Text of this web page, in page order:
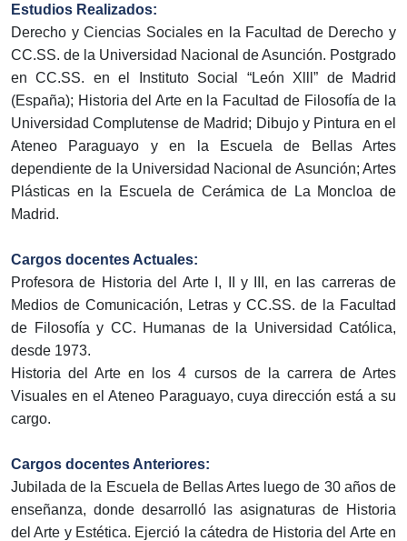
Estudios Realizados:
Derecho y Ciencias Sociales en la Facultad de Derecho y
CC.SS. de la Universidad Nacional de Asunción. Postgrado
en CC.SS. en el Instituto Social “León Xlll” de Madrid
(España); Historia del Arte en la Facultad de Filosofía de la
Universidad Complutense de Madrid; Dibujo y Pintura en el
Ateneo Paraguayo y en la Escuela de Bellas Artes
dependiente de la Universidad Nacional de Asunción; Artes
Plásticas en la Escuela de Cerámica de La Moncloa de
Madrid.
Cargos docentes Actuales:
Profesora de Historia del Arte I, II y III, en las carreras de
Medios de Comunicación, Letras y CC.SS. de la Facultad
de Filosofía y CC. Humanas de la Universidad Católica,
desde 1973.
Historia del Arte en los 4 cursos de la carrera de Artes
Visuales en el Ateneo Paraguayo, cuya dirección está a su
cargo.
Cargos docentes Anteriores:
Jubilada de la Escuela de Bellas Artes luego de 30 años de
enseñanza, donde desarrolló las asignaturas de Historia
del Arte y Estética. Ejerció la cátedra de Historia del Arte en